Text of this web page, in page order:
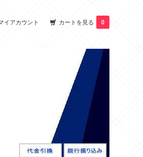
イアカウント カートを見る 0